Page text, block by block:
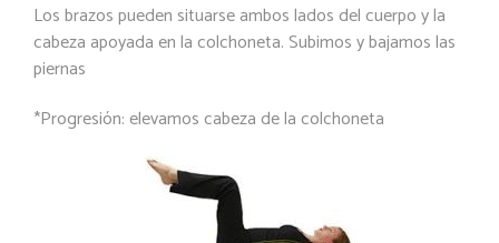
Los brazos pueden situarse ambos lados del cuerpo y la
cabeza apoyada en la colchoneta. Subimos y bajamos las
piernas
*Progresión: elevamos cabeza de la colchoneta